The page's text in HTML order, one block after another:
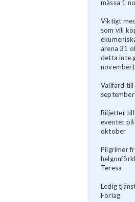
mässa 1
Viktigt
som vill
arena 31
detta inte
november)
Vallfärd till
september
Biljetter till
eventet på
oktober
Pilgrimer
Teresa
Ledig
Förlag